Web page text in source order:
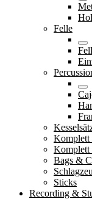
Felle
Komplett
Komplett
Bags &
Sticks
Recording &